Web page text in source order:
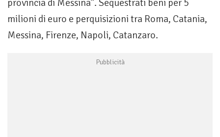
provincia di Messina”. Sequestrati beni per 5
milioni di euro e perquisizioni tra Roma, Catania,
Messina, Firenze, Napoli, Catanzaro.